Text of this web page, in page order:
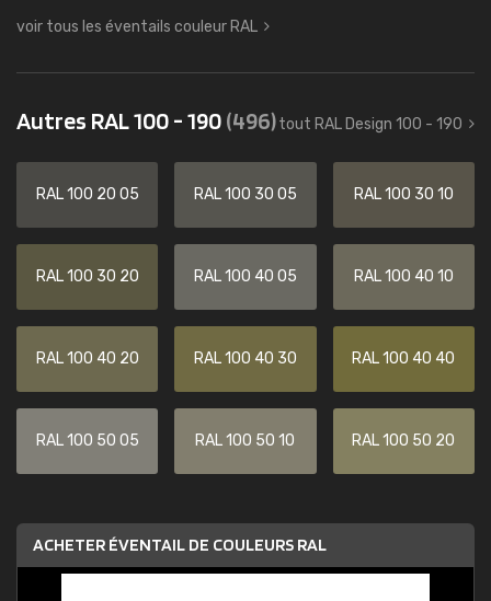
voir tous les éventails couleur RAL
Autres RAL 100 - 190(496)tout RAL Design 100 - 190
RAL 100 20 05 RAL 100 30 05 RAL 100 30 10
RAL 100 30 20 RAL 100 40 05 RAL 100 40 10
RAL 100 40 20 RAL 100 40 30 RAL 100 40 40
RAL 100 50 05 RAL 100 50 10 RAL 100 50 20
ACHETER ÉVENTAIL DE COULEURS RAL